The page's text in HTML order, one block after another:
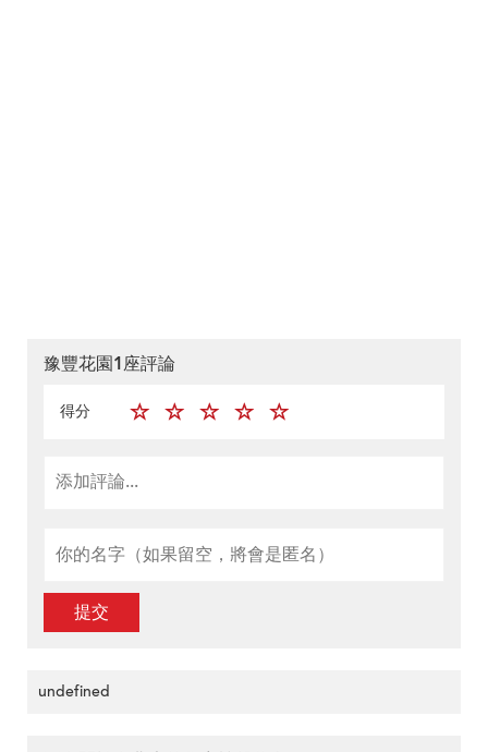
豫豐花園1座評論
得分
提交
undefined